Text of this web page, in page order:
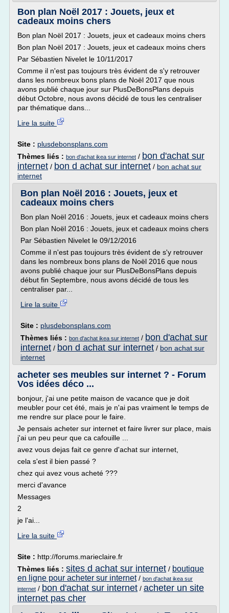
Bon plan Noël 2017 : Jouets, jeux et
cadeaux moins chers
Bon plan Noël 2017 : Jouets, jeux et cadeaux moins chers
Bon plan Noël 2017 : Jouets, jeux et cadeaux moins chers
Par Sébastien Nivelet le 10/11/2017
Comme il n'est pas toujours très évident de s'y retrouver
dans les nombreux bons plans de Noël 2017 que nous
avons publié chaque jour sur PlusDeBonsPlans depuis
début Octobre, nous avons décidé de tous les centraliser
par thématique dans...
Lire la suite
Site : plusdebonsplans.com
Thèmes liés : bon d'achat ikea sur internet / bon d'achat sur
internet / bon d achat sur internet / bon achat sur
internet
Bon plan Noël 2016 : Jouets, jeux et
cadeaux moins chers
Bon plan Noël 2016 : Jouets, jeux et cadeaux moins chers
Bon plan Noël 2016 : Jouets, jeux et cadeaux moins chers
Par Sébastien Nivelet le 09/12/2016
Comme il n'est pas toujours très évident de s'y retrouver
dans les nombreux bons plans de Noël 2016 que nous
avons publié chaque jour sur PlusDeBonsPlans depuis
début fin Septembre, nous avons décidé de tous les
centraliser par...
Lire la suite
Site : plusdebonsplans.com
Thèmes liés : bon d'achat ikea sur internet / bon d'achat sur
internet / bon d achat sur internet / bon achat sur
internet
acheter ses meubles sur internet ? - Forum
Vos idées déco ...
bonjour, j'ai une petite maison de vacance que je doit
meubler pour cet été, mais je n'ai pas vraiment le temps de
me rendre sur place pour le faire.
Je pensais acheter sur internet et faire livrer sur place, mais
j'ai un peu peur que ca cafouille ...
avez vous dejas fait ce genre d'achat sur internet,
cela s'est il bien passé ?
chez qui avez vous acheté ???
merci d'avance
Messages
2
je l'ai...
Lire la suite
Site : http://forums.marieclaire.fr
Thèmes liés : sites d achat sur internet / boutique
en ligne pour acheter sur internet/ bon d'achat ikea sur
internet / bon d'achat sur internet / acheter un site
internet pas cher